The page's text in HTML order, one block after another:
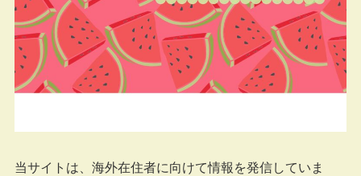
当サイトは、海外在住者に向けて情報を発信していま